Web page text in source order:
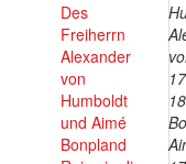
Des
Freiherrn
Alexander
von
Humboldt
und Aimé
Bonpland